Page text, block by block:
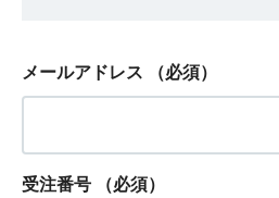
メールアドレス （必須）
受注番号 （必須）